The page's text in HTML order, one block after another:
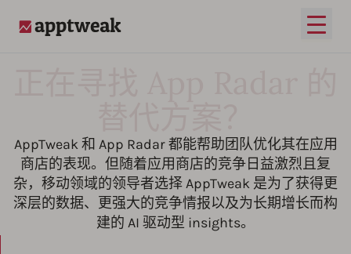
打开
AppTweak 和 App Radar 都能帮助团队优化其在应用
商店的表现。但随着应用商店的竞争日益激烈且复
杂，移动领域的领导者选择 AppTweak 是为了获得更
深层的数据、更强大的竞争情报以及为长期增长而构
建的 AI 驱动型 insights。